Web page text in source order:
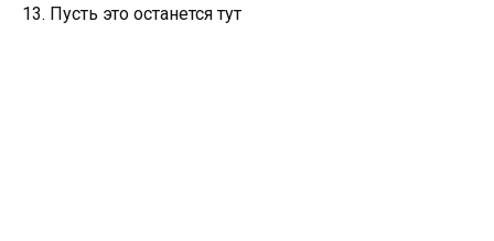
13. Пусть это останется тут